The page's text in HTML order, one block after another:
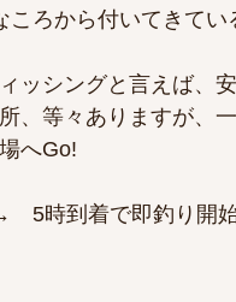
ころから付いてきて
ッシングと言えば、
、等々ありますが、
へGo!
5時到着で即釣り開